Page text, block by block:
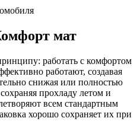
мат
работать с комфортом
работают, создавая
снижая или полностью
прохладу летом и
всем стандартным
хорошо сохраняет их при